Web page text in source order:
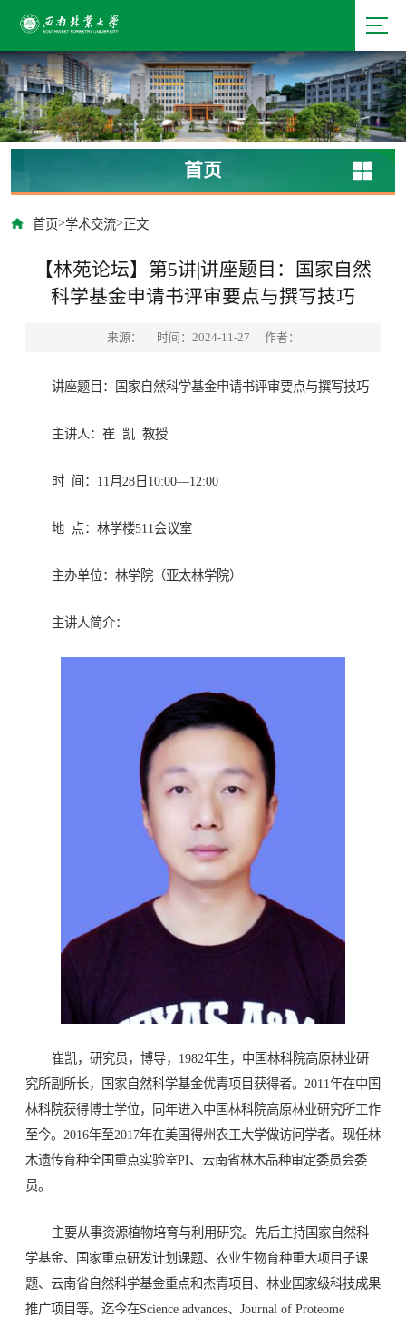
首页
首页>学术交流>正文
【林苑论坛】第5讲|讲座题目：国家自然
科学基金申请书评审要点与撰写技巧
来源： 时间：2024-11-27 作者：
讲座题目：国家自然科学基金申请书评审要点与撰写技巧
主讲人：崔 凯 教授
时 间：11月28日10:00—12:00
地 点：林学楼511会议室
主办单位：林学院（亚太林学院）
主讲人简介：
崔凯，研究员，博导，1982年生，中国林科院高原林业研
究所副所长，国家自然科学基金优青项目获得者。2011年在中国
林科院获得博士学位，同年进入中国林科院高原林业研究所工作
至今。2016年至2017年在美国得州农工大学做访问学者。现任林
木遗传育种全国重点实验室PI、云南省林木品种审定委员会委
员。
主要从事资源植物培育与利用研究。先后主持国家自然科
学基金、国家重点研发计划课题、农业生物育种重大项目子课
题、云南省自然科学基金重点和杰青项目、林业国家级科技成果
推广项目等。迄今在Science advances、Journal of Proteome